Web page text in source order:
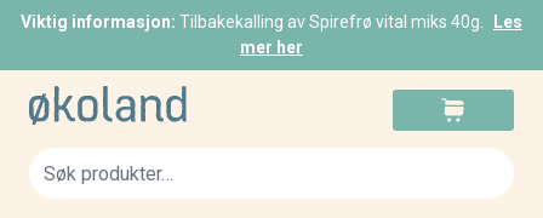
Viktig informasjon: Tilbakekalling av Spirefrø vital miks 40g.
Les
mer her
Skip to Content